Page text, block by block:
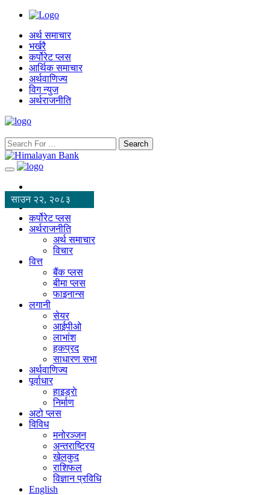
अर्थ समाचार
भर्खरै
कर्पोरेट प्लस
आर्थिक समाचार
अर्थवाणिज्य
विग न्युज
अर्थराजनीति
Search
साउन २२, २०८३
कर्पोरेट प्लस
अर्थराजनीति
अर्थ समाचार
विचार
वित्त
बैंक प्लस
बीमा प्लस
फाइनान्स
लगानी
सेयर
आईपीओ
लाभांश
हकप्रद
साधारण सभा
अर्थवाणिज्य
पूर्वाधार
हाइड्राे
निर्माण
अटो प्लस
विविध
मनोरञ्जन
अन्तराष्ट्रिय
खेलकुद
राशिफल
विज्ञान प्रविधि
English